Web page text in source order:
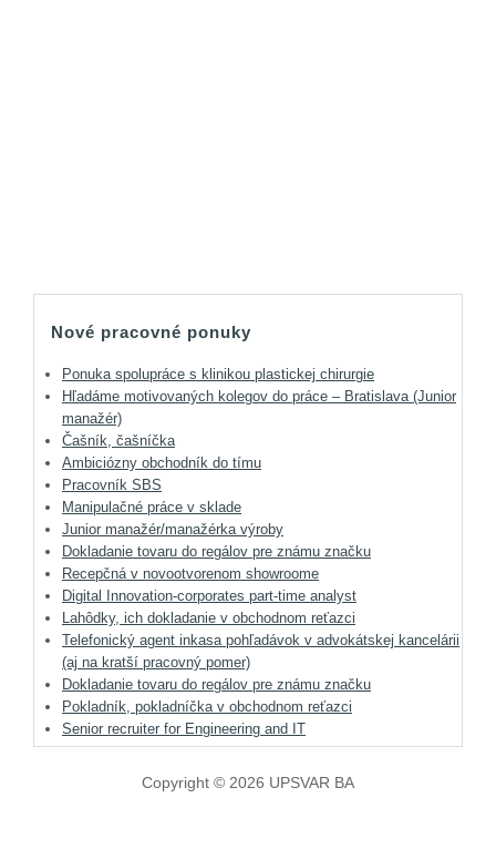
Nové pracovné ponuky
Ponuka spolupráce s klinikou plastickej chirurgie
Hľadáme motivovaných kolegov do práce – Bratislava (Junior
manažér)
Čašník, čašníčka
Ambiciózny obchodník do tímu
Pracovník SBS
Manipulačné práce v sklade
Junior manažér/manažérka výroby
Dokladanie tovaru do regálov pre známu značku
Recepčná v novootvorenom showroome
Digital Innovation-corporates part-time analyst
Lahôdky, ich dokladanie v obchodnom reťazci
Telefonický agent inkasa pohľadávok v advokátskej kancelárii
(aj na kratší pracovný pomer)
Dokladanie tovaru do regálov pre známu značku
Pokladník, pokladníčka v obchodnom reťazci
Senior recruiter for Engineering and IT
Copyright © 2026 UPSVAR BA